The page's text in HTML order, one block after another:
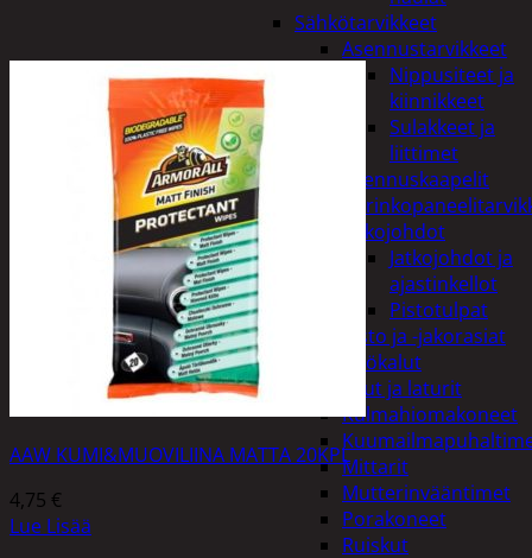
Sähkötarvikkeet
Asennustarvikkeet
Nippusiteet ja
kiinnikkeet
Sulakkeet ja
liittimet
Asennuskaapelit
Jatkojohdot
Jatkojohdot ja
ajastinkellot
Pistotulpat
Pisto ja -jakorasiat
Sähkötyökalut
Akut ja laturit
Kulmahiomakoneet
Mittarit
Mutterinvääntimet
Porakoneet
Ruiskut
AAW KUMI&MUOVILIINA MATTA 20KPL
4,75 €
Lue Lisää